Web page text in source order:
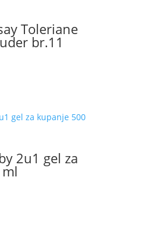
Toleriane
br.11
2u1 gel za